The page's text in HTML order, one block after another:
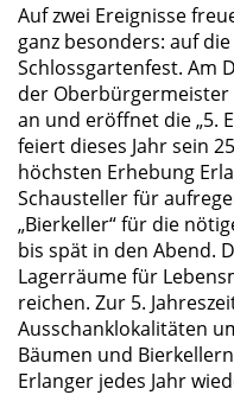
Auf zwei Ereignisse
ganz besonders: auf
Schlossgartenfest. Am
der Oberbürgermeister
an und eröffnet die „5.
feiert dieses Jahr sein
höchsten Erhebung
Schausteller für
Bierkeller“ für die
bis spät in den Abend.
Lagerräume für
reichen. Zur 5.
Ausschanklokalitäten
Bäumen und
Erlanger jedes Jahr